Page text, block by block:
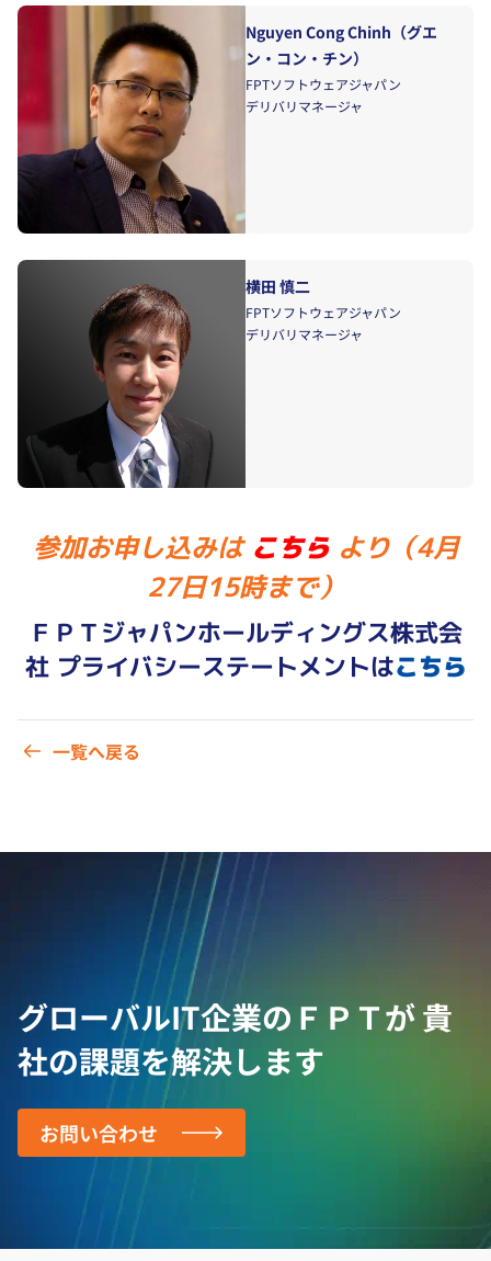
Nguyen Cong Chinh（グエ
ン・コン・チン）
FPTソフトウェアジャパン
デリバリマネージャ
横田 慎二
FPTソフトウェアジャパン
デリバリマネージャ
参加お申し込みは こちらより（4月
27日15時まで）
ＦＰＴジャパンホールディングス株式会
社 プライバシーステートメントはこちら
一覧へ戻る
グローバルIT企業のＦＰＴが貴
社の課題を解決します
お問い合わせ